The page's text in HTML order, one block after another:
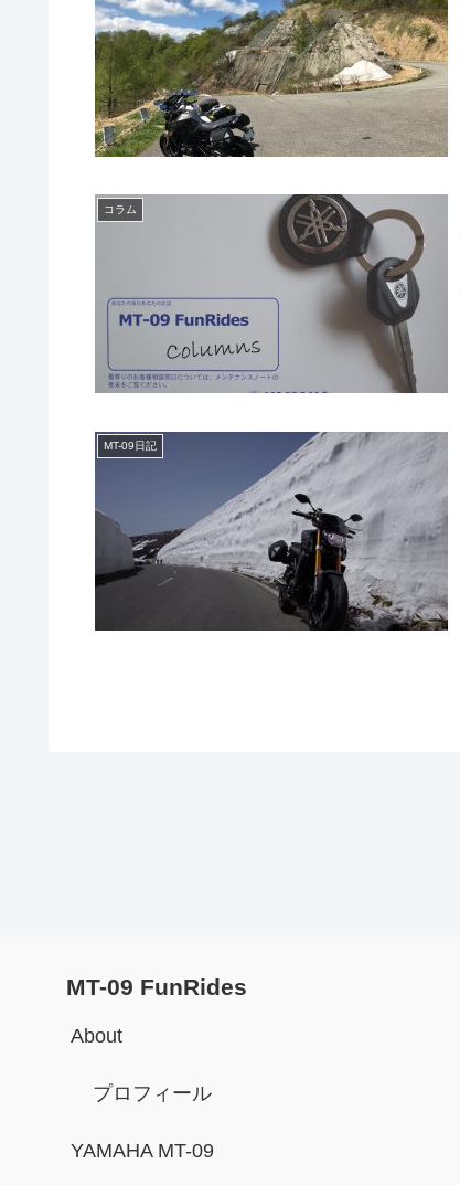
コラム
MT-09日記
MT-09 FunRides
About
プロフィール
YAMAHA MT-09